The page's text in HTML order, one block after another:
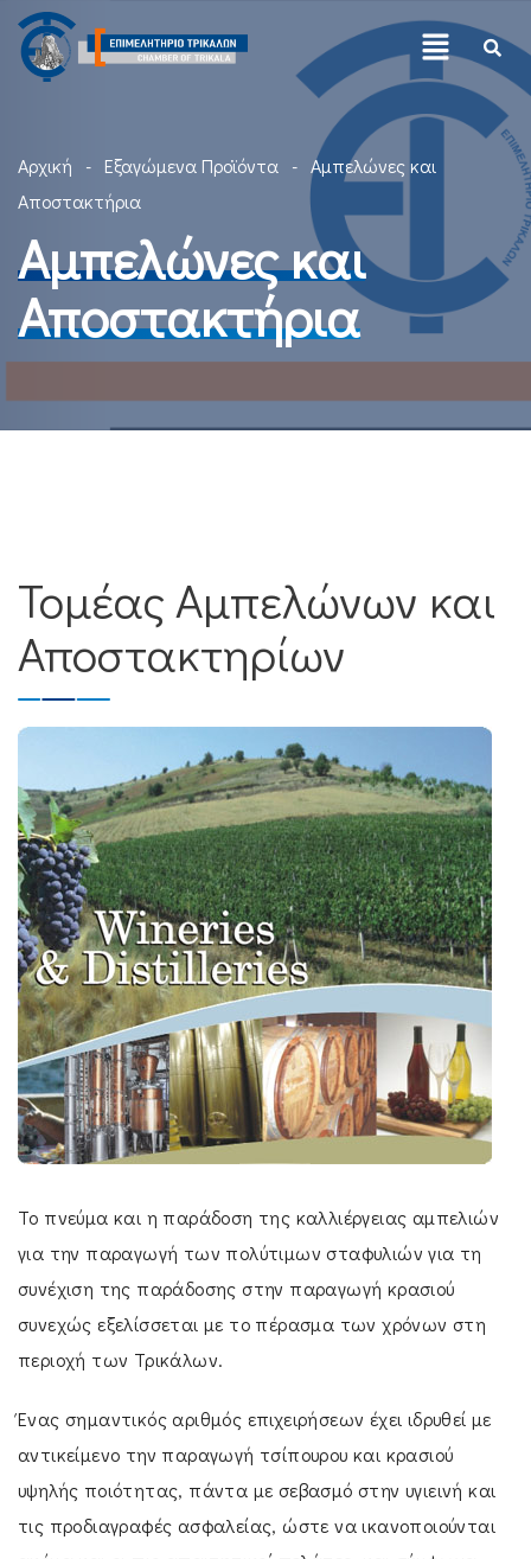
Αρχική Εξαγώμενα Προϊόντα
Αμπελώνες και
Αποστακτήρια
Αμπελώνες και
Αποστακτήρια
Τομέας Αμπελώνων και
Αποστακτηρίων
Το πνεύμα και η παράδοση της καλλιέργειας αμπελιών
για την παραγωγή των πολύτιμων σταφυλιών για τη
συνέχιση της παράδοσης στην παραγωγή κρασιού
συνεχώς εξελίσσεται με το πέρασμα των χρόνων στη
περιοχή των Τρικάλων.
Ένας σημαντικός αριθμός επιχειρήσεων έχει ιδρυθεί με
αντικείμενο την παραγωγή τσίπουρου και κρασιού
υψηλής ποιότητας, πάντα με σεβασμό στην υγιεινή και
τις προδιαγραφές ασφαλείας, ώστε να ικανοποιούνται